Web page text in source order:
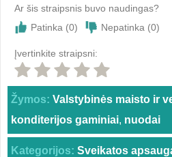
Ar šis straipsnis buvo naudingas?
Patinka (0) Nepatinka (0)
Įvertinkite straipsni:
Žymos: Valstybinės maisto ir
konditerijos gaminiai, nuodai
Kategorijos: Sveikatos